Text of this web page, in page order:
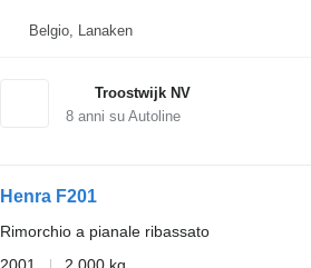
Belgio, Lanaken
Troostwijk NV
8anni su Autoline
Henra F201
Rimorchio a pianale ribassato
2001
2.000 kg